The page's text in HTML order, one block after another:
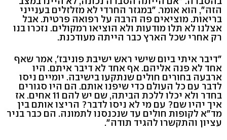
הזה", הוא אומר. "במגזר החרדי לא מזלזלים בענייני
בריאות. מוציאים פה הרבה על רפואה פרטית. אבל
אצלנו לא תלו מודעות ולא הוציאו רמקולים. נזכרו בנו
רק אחרי שכל הארץ כבר הייתה מעודכנת.
"דיבר איתי ביום שישי ראש ישיבת פוניבז', אמר שאף
אחד לא פנה אליהם. אף אחד לא דיבר איתם. היו
ארבעה בחורים חולים שנתקעו בישיבה. יומיים ניסו
לדבר עם כל העולם כדי שיפנו אותם. הם היו סגורים
בחדר ולא יכלו ללכת הביתה, שם יש להם 11 אחים. אז
איך יהיו שם? עם מי לא ניסו לדבר? הריצו אותם בין
מד"א לקופות חולים עד שנכנסנו לתמונה. הם כבר בניר
עציון והתקשרו להגיד תודה".